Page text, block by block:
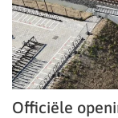
Officiële